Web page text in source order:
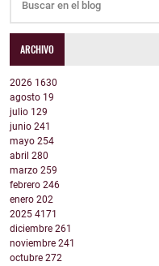
ARCHIVO
2026 1630
agosto 19
julio 129
junio 241
mayo 254
abril 280
marzo 259
febrero 246
enero 202
2025 4171
diciembre 261
noviembre 241
octubre 272